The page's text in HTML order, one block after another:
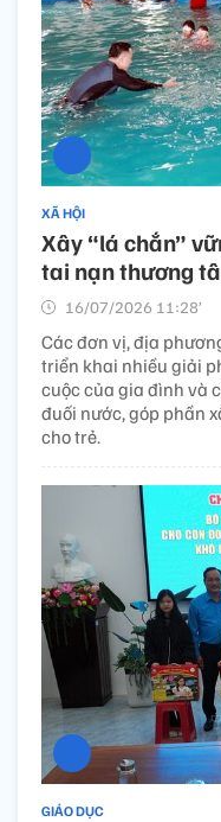
XÃ HỘI
Xây “lá chắn”
tai nạn thương
16/07/2026 11:28’
Các đơn vị, địa
triển khai nhiều giải
cuộc của gia đình và
đuối nước, góp phần
cho trẻ.
GIÁO DỤC